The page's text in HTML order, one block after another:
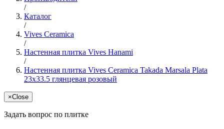
/
Каталог
/
Vives Ceramica
/
Настенная плитка Vives Hanami
/
Настенная плитка Vives Ceramica Takada Marsala Plata
23x33.5 глянцевая розовый
×Close
Задать вопрос по плитке